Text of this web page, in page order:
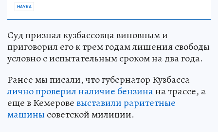
НАУКА
Суд признал кузбассовца виновным и
приговорил его к трем годам лишения свободы
условно с испытательным сроком на два года.
Ранее мы писали, что губернатор Кузбасса
лично проверил наличие бензинана трассе, а
еще в Кемеровевыставили раритетные
машины советской милиции.